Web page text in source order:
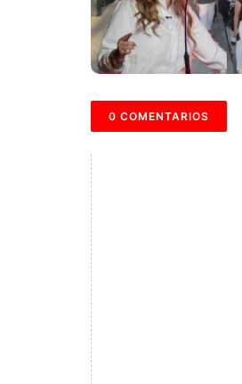
0 COMENTARIOS